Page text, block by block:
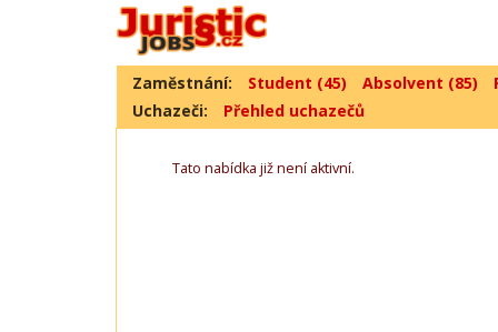
Zaměstnání: Student (45) Absolvent (85)
Uchazeči:
Přehled uchazečů
Tato nabídka již není aktivní.